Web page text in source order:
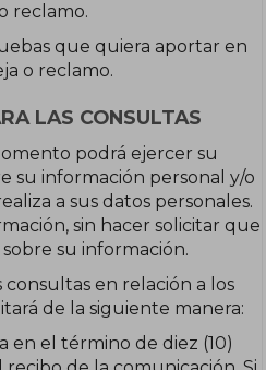
reclamo.
que quiera aportar en
o reclamo.
LAS CONSULTAS
podrá ejercer su
su información personal y/o
a sus datos personales.
sin hacer solicitar que
su información.
en relación a los
de la siguiente manera:
en el término de diez (10)